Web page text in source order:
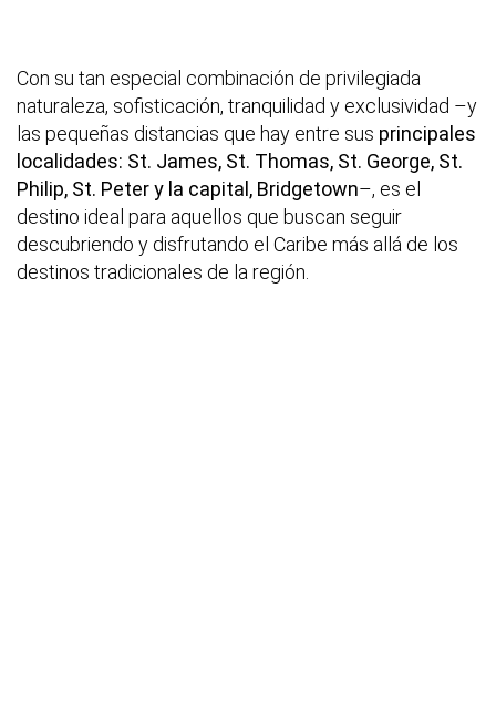
Con su tan especial combinación de privilegiada
naturaleza, sofisticación, tranquilidad y exclusividad –y
las pequeñas distancias que hay entre sus principales
localidades: St. James, St. Thomas, St. George, St.
Philip, St. Peter y la capital, Bridgetown–, es el
destino ideal para aquellos que buscan seguir
descubriendo y disfrutando el Caribe más allá de los
destinos tradicionales de la región.